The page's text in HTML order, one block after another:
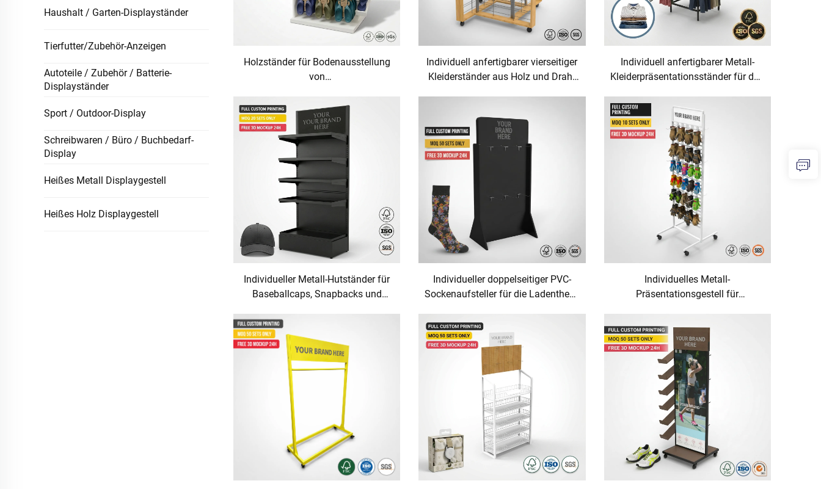
Haushalt / Garten-Displayständer
Tierfutter/Zubehör-Anzeigen
Autoteile / Zubehör / Batterie-
Displayständer
Sport / Outdoor-Display
Schreibwaren / Büro / Buchbedarf-
Display
Heißes Metall Displaygestell
Heißes Holz Displaygestell
Holzständer für Bodenausstellung
von
doppelseitige Ausstellungsständer
mit Haken für Schuhe in
Einzelhandelsgeschäften und
Supermarktauslagen
Individuell anfertigbarer vierseitiger
Kleiderständer aus Holz und Draht
Individuell anfertigbarer Metall-
Kleiderpräsentationsständer für den
Shirts, Kleider, Teppiche – für
Einzelhandelsgeschäfte,
Supermärkte und
Präsentationsregale – OEM
Individueller Metall-Hutständer für
Baseballcaps, Snapbacks und
Einzelhandels-Hutorganisator für
Kopfbedeckungen, Hutständer,
Ständer, Ausstellungsstück
Individueller doppelseitiger PVC-
Sockenaufsteller für die Ladentheke
Hakenständer mit OEM-Logodruck
– Großhandel
Individuelles Metall-
Präsentationsgestell für
freistehender, tragbarer
Bekleidungsständer für
Einzelhandelsgeschäfte und
Boutiquen